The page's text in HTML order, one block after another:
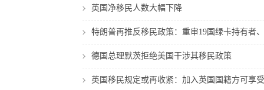
英国净移民人数大幅下降
特朗普再推反移民政策：重审19国绿卡持有者
德国总理默茨拒绝美国干涉其移民政策
英国移民规定或再收紧：加入英国国籍方可享